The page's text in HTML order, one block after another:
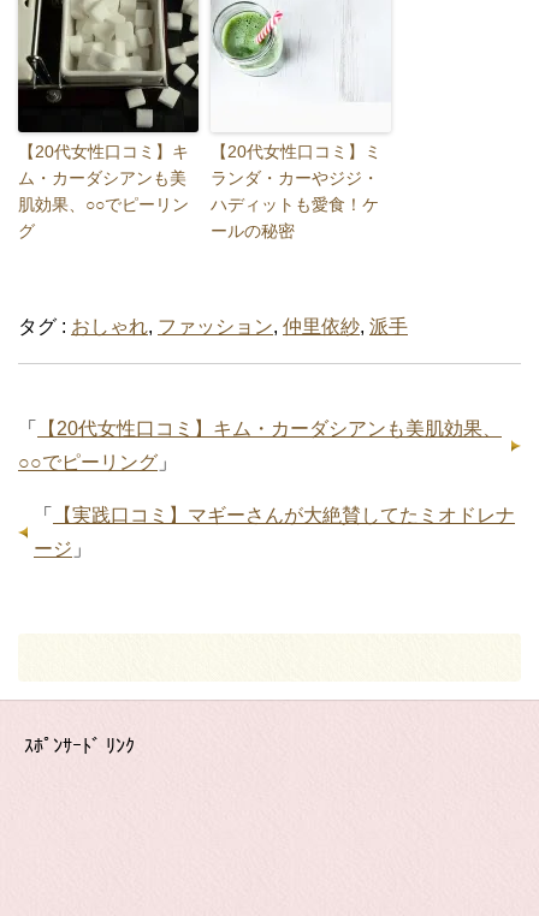
【20代女性口コミ】キ
ム・カーダシアンも美
肌効果、○○でピーリン
グ
【20代女性口コミ】ミ
ランダ・カーやジジ・
ハディットも愛食！ケ
ールの秘密
タグ : おしゃれ, ファッション, 仲里依紗, 派手
「
【20代女性口コミ】キム・カーダシアンも美肌効果、
○○でピーリング 」
「
【実践口コミ】マギーさんが大絶賛してたミオドレナ
ージ 」
ｽﾎﾟﾝｻｰﾄﾞ ﾘﾝｸ